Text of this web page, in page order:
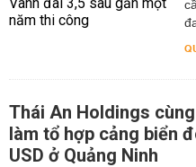
Thái An Holdings
làm tổ hợp cảng biển
USD ở Quảng Ninh